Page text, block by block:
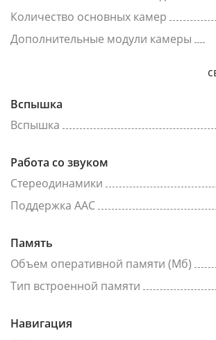
Количество основных камер
Дополнительные модули камеры
Вспышка
Вспышка
Работа со звуком
Стереодинамики
Поддержка AAC
Память
Объем оперативной памяти (Мб)
Тип встроенной памяти
Навигация